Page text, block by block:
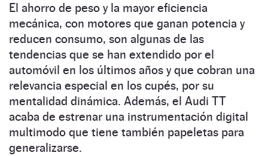
El ahorro de peso y la mayor eficiencia
mecánica, con motores que ganan potencia y
reducen consumo, son algunas de las
tendencias que se han extendido por el
automóvil en los últimos años y que cobran una
relevancia especial en los cupés, por su
mentalidad dinámica. Además, el Audi TT
acaba de estrenar una instrumentación digital
multimodo que tiene también papeletas para
generalizarse.